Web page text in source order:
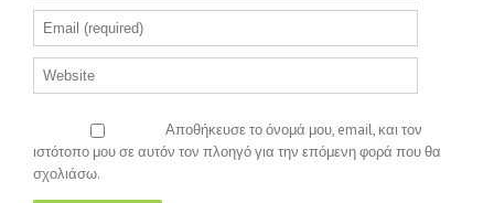
Αποθήκευσε το όνομά μου, email, και τον
ιστότοπο μου σε αυτόν τον πλοηγό για την επόμενη φορά που θα
σχολιάσω.